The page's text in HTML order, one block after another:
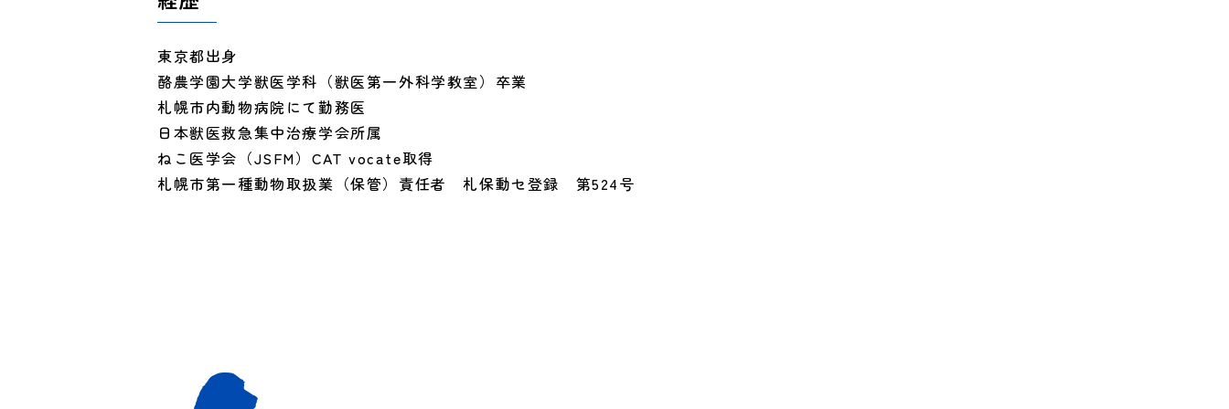
東京都出身
酪農学園大学獣医学科（獣医第一外科学教室）卒業
札幌市内動物病院にて勤務医
日本獣医救急集中治療学会所属
ねこ医学会（JSFM）CAT vocate取得
札幌市第一種動物取扱業（保管）責任者 札保動セ登録 第524号